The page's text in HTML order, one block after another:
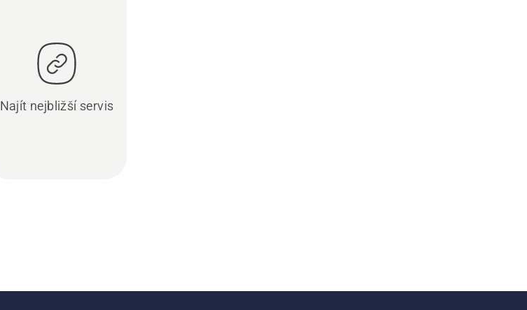
Najít nejbližší servis